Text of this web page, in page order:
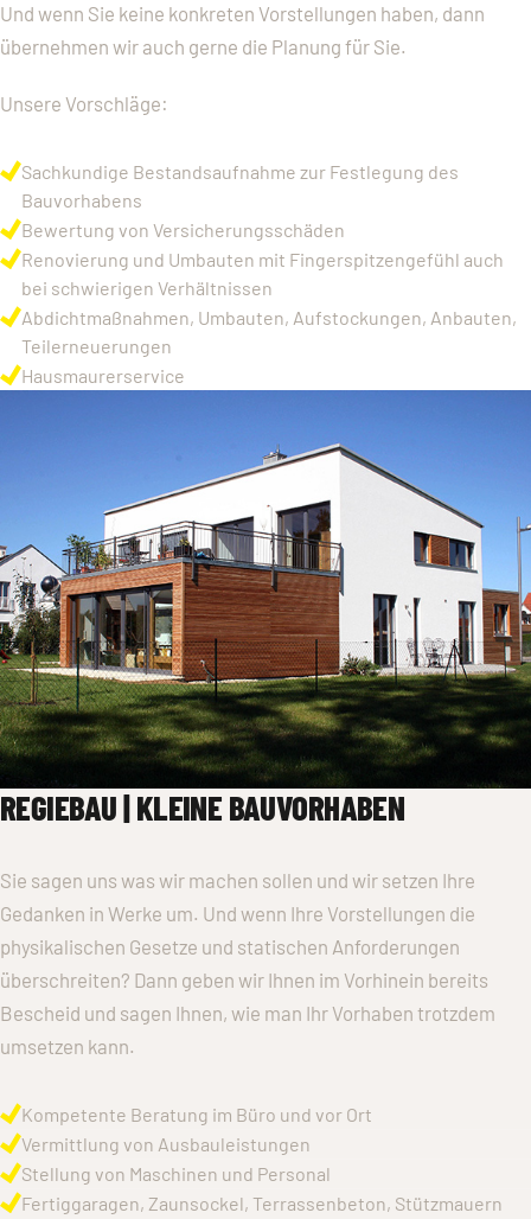
Und wenn Sie keine konkreten Vorstellungen haben, dann
übernehmen wir auch gerne die Planung für Sie.
Unsere Vorschläge:
Sachkundige Bestandsaufnahme zur Festlegung des
Bauvorhabens
Bewertung von Versicherungsschäden
Renovierung und Umbauten mit Fingerspitzengefühl auch
bei schwierigen Verhältnissen
Abdichtmaßnahmen, Umbauten, Aufstockungen, Anbauten,
Teilerneuerungen
Hausmaurerservice
REGIEBAU | KLEINE BAUVORHABEN
Sie sagen uns was wir machen sollen und wir setzen Ihre
Gedanken in Werke um. Und wenn Ihre Vorstellungen die
physikalischen Gesetze und statischen Anforderungen
überschreiten? Dann geben wir Ihnen im Vorhinein bereits
Bescheid und sagen Ihnen, wie man Ihr Vorhaben trotzdem
umsetzen kann.
Kompetente Beratung im Büro und vor Ort
Vermittlung von Ausbauleistungen
Stellung von Maschinen und Personal
Fertiggaragen, Zaunsockel, Terrassenbeton, Stützmauern